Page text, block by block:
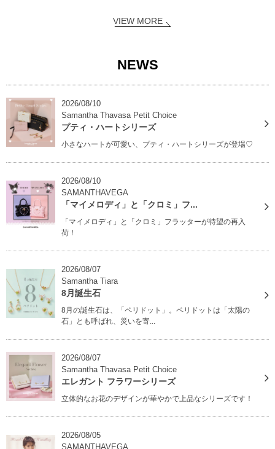
VIEW MORE
NEWS
2026/08/10
Samantha Thavasa Petit Choice
プティ・ハートシリーズ
小さなハートが可愛い、プティ・ハートシリーズが登場♡
2026/08/10
SAMANTHAVEGA
「マイメロディ」と「クロミ」フ...
「マイメロディ」と「クロミ」フラッターが待望の再入
荷！
2026/08/07
Samantha Tiara
8月誕生石
8月の誕生石は、「ペリドット」。ペリドットは「太陽の
石」とも呼ばれ、災いを寄...
2026/08/07
Samantha Thavasa Petit Choice
エレガント フラワーシリーズ
立体的なお花のデザインが華やかで上品なシリーズです！
2026/08/05
SAMANTHAVEGA